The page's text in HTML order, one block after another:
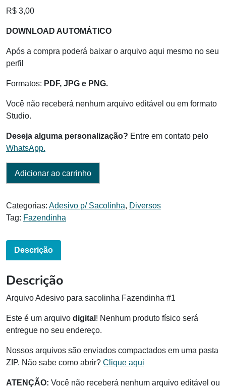
R$ 3,00
DOWNLOAD AUTOMÁTICO
Após a compra poderá baixar o arquivo aqui mesmo no seu
perfil
Formatos: PDF, JPG e PNG.
Você não receberá nenhum arquivo editável ou em formato
Studio.
Deseja alguma personalização? Entre em contato pelo
WhatsApp.
Adicionar ao carrinho
Categorias: Adesivo p/ Sacolinha, Diversos
Tag: Fazendinha
Descrição
Descrição
Arquivo Adesivo para sacolinha Fazendinha #1
Este é um arquivo digital ! Nenhum produto físico será
entregue no seu endereço.
Nossos arquivos são enviados compactados em uma pasta
ZIP. Não sabe como abrir? Clique aqui
ATENÇÃO: Você não receberá nenhum arquivo editável ou